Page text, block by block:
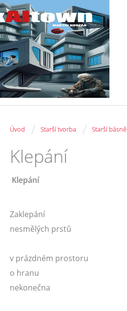
Úvod / Starší tvorba / Starší básně
Klepání
Klepání
Zaklepání
nesmělých prstů
v prázdném prostoru
o hranu
nekonečna